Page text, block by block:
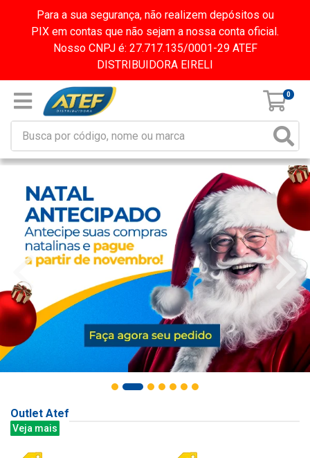
Para a sua segurança, não realizem depósitos ou
PIX em contas que não sejam a nossa conta oficial.
Nosso CNPJ é: 27.717.135/0001-29 ATEF
DISTRIBUIDORA EIRELI
0
Outlet Atef
Veja mais